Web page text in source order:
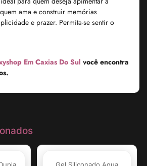
ama e construir memórias
e prazer. Permita-se sentir o
Em Caxias Do Sul você encontra